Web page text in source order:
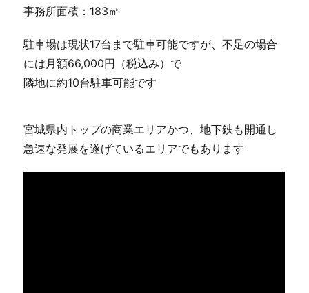
事務所面積：183㎡
駐車場は現状17台まで駐車可能ですが、不足の場合
には月額66,000円（税込み）で
隣地に約10台駐車可能です
宮城県内トップの商業エリアかつ、地下鉄も開通し
急速な発展を遂げているエリアでもあります